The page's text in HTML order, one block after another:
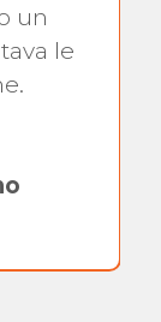
un
le